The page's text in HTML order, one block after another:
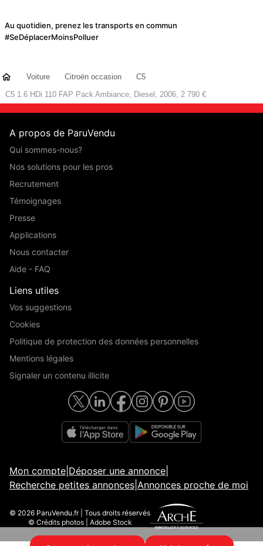
Au quotidien, prenez les transports en commun
#SeDéplacerMoinsPolluer
Voiture Citroën occasion
C5
C5 1.6 HDi 110 FAP Pack Ambiance, Diesel, 2006, 2 790 €
A propos de ParuVendu
Qui sommes-nous?
Nos solutions pour les pros
Recrutement
Témoignages
Presse
Applications
Nous contacter
Aide - FAQ
Liens utiles
Vos suggestions
Cookies
Politique de protection des données personnelles
Mentions légales
Signaler un contenu illicite
Mon compte Déposer une annonce
Recherche petites annonces Annonces proche de moi
© 2026 ParuVendu.fr | Tous droits réservés
© Crédits photos | Adobe Stock